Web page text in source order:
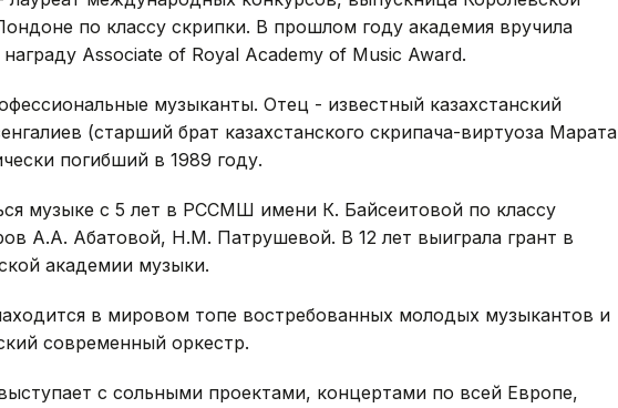
по классу скрипки. В прошлом году академия вручила
Associate of Royal Academy of Music Award.
музыканты. Отец - известный казахстанский
(старший брат казахстанского скрипача-виртуоза Марата
погибший в 1989 году.
музыке с 5 лет в РССМШ имени К. Байсеитовой по классу
А.А. Абатовой, Н.М. Патрушевой. В 12 лет выиграла грант в
академии музыки.
в мировом топе востребованных молодых музыкантов и
современный оркестр.
с сольными проектами, концертами по всей Европе,